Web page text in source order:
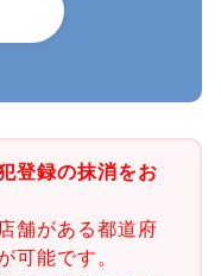
登録の抹消をお
舗がある都道府
可能です。